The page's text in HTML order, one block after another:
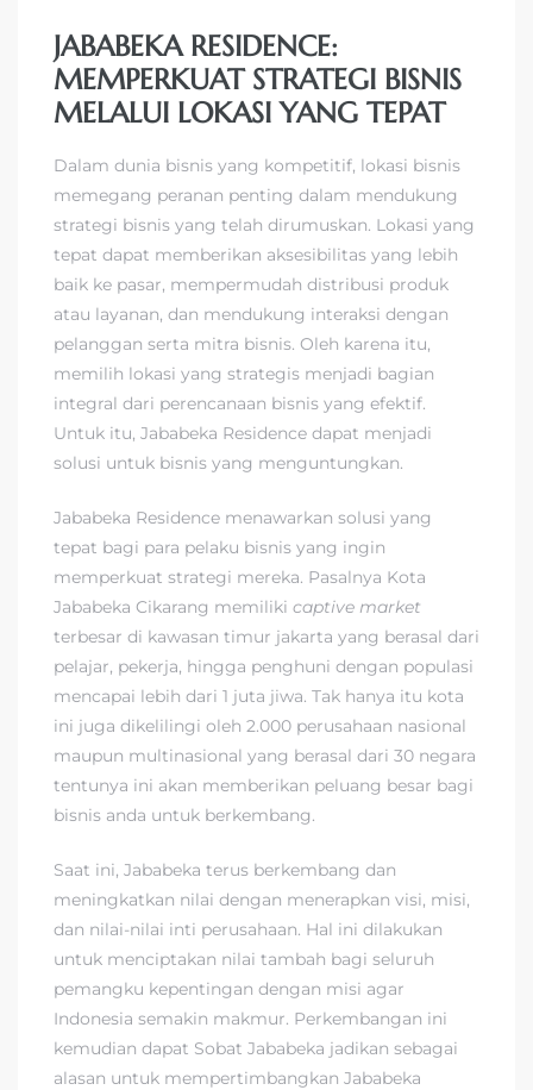
JABABEKA RESIDENCE:
MEMPERKUAT STRATEGI BISNIS
MELALUI LOKASI YANG TEPAT
Dalam dunia bisnis yang kompetitif, lokasi bisnis
memegang peranan penting dalam mendukung
strategi bisnis yang telah dirumuskan. Lokasi yang
tepat dapat memberikan aksesibilitas yang lebih
baik ke pasar, mempermudah distribusi produk
atau layanan, dan mendukung interaksi dengan
pelanggan serta mitra bisnis. Oleh karena itu,
memilih lokasi yang strategis menjadi bagian
integral dari perencanaan bisnis yang efektif.
Untuk itu, Jababeka Residence dapat menjadi
solusi untuk bisnis yang menguntungkan.
Jababeka Residence menawarkan solusi yang
tepat bagi para pelaku bisnis yang ingin
memperkuat strategi mereka. Pasalnya Kota
Jababeka Cikarang memiliki captive market
terbesar di kawasan timur jakarta yang berasal dari
pelajar, pekerja, hingga penghuni dengan populasi
mencapai lebih dari 1 juta jiwa. Tak hanya itu kota
ini juga dikelilingi oleh 2.000 perusahaan nasional
maupun multinasional yang berasal dari 30 negara
tentunya ini akan memberikan peluang besar bagi
bisnis anda untuk berkembang.
Saat ini, Jababeka terus berkembang dan
meningkatkan nilai dengan menerapkan visi, misi,
dan nilai-nilai inti perusahaan. Hal ini dilakukan
untuk menciptakan nilai tambah bagi seluruh
pemangku kepentingan dengan misi agar
Indonesia semakin makmur. Perkembangan ini
kemudian dapat Sobat Jababeka jadikan sebagai
alasan untuk mempertimbangkan Jababeka